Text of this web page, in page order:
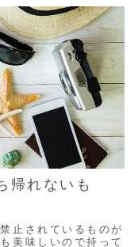
帰れないも
止されているものが
美味しいので持って